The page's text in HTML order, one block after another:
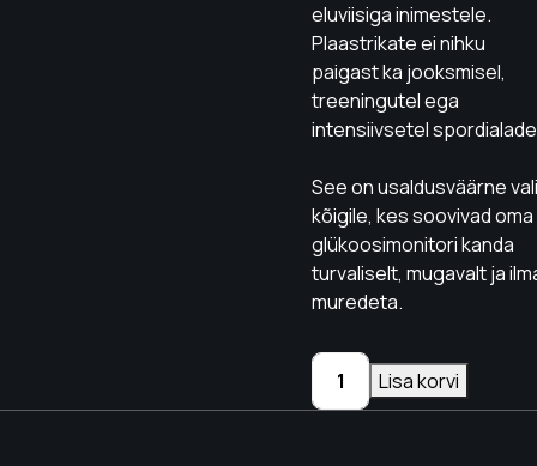
eluviisiga inimestele.
Plaastrikate ei nihku
paigast ka jooksmisel,
treeningutel ega
intensiivsetel
See on usaldusväärne
kõigile, kes soovivad oma
glükoosimonitori kanda
turvaliselt, mugavalt ja
muredeta.
Glükoosimonitori
katteplaaster
Lisa korvi